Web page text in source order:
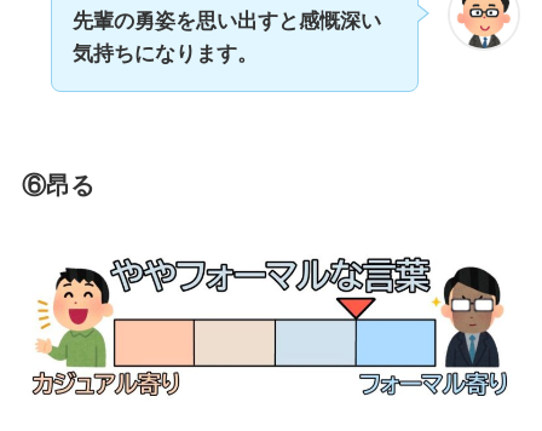
先輩の勇姿を思い出すと感慨深い
気持ちになります。
⑥昂る